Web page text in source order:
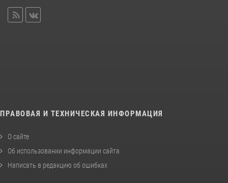
ПРАВОВАЯ И ТЕХНИЧЕСКАЯ ИНФОРМАЦИЯ
О сайте
Об использовании информации сайта
Написать в редакцию об ошибках